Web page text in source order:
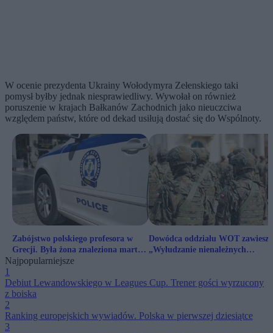
W ocenie prezydenta Ukrainy Wołodymyra Zełenskiego taki
pomysł byłby jednak niesprawiedliwy. Wywołał on również
poruszenie w krajach Bałkanów Zachodnich jako nieuczciwa
względem państw, które od dekad usiłują dostać się do Wspólnoty.
Zabójstwo polskiego profesora w
Grecji. Była żona znaleziona martwa
w celi
Dowódca oddziału WOT
„Wyłudzanie nienależnych
Najpopularniejsze
1
Debiut Lewandowskiego w Leagues Cup. Trener gości wyrzucony
z boiska
2
Ranking europejskich wywiadów. Polska w pierwszej dziesiątce
3